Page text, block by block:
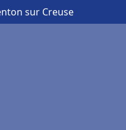
sur Creuse